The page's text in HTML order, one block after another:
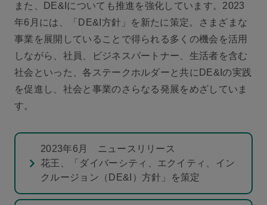
また、DE&Iについても推進を強化しています。2023
年6月には、「DE&I方針」を新たに策定。さまざまな
事業を展開していることで得られる多くの機会を活用
しながら、社員、ビジネスパートナー、生活者を含む
社会といった、各ステークホルダーと共にDE&Iの実践
を促進し、社会と事業のさらなる発展をめざしていま
す。
2023年6月 ニュースリリース
花王、「ダイバーシティ、エクイティ、イン
クルージョン（DE&I）方針」を策定